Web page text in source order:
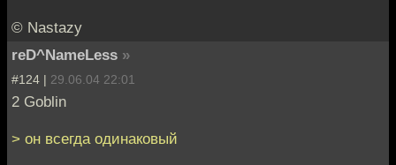
© Nastazy
reD^NameLess »
#124 | 29.06.04 22:01
2 Goblin
> он всегда одинаковый